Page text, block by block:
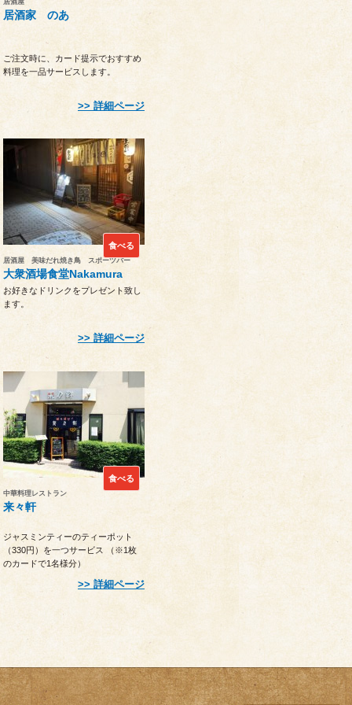
居酒家 のあ
ご注文時に、カード提示でおすすめ
料理を一品サービスします。
詳細ページ
居酒屋 美味だれ焼き鳥 スポーツバー
大衆酒場食堂Nakamura
食べる
お好きなドリンクをプレゼント致し
ます。
詳細ページ
中華料理レストラン
来々軒
食べる
ジャスミンティーのティーポット
（330円）を一つサービス （※1枚
のカードで1名様分）
詳細ページ